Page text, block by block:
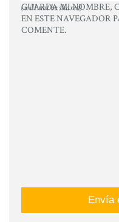
(will not be shared)
GUARDA MI NOMBRE,
EN ESTE NAVEGADOR
COMENTE.